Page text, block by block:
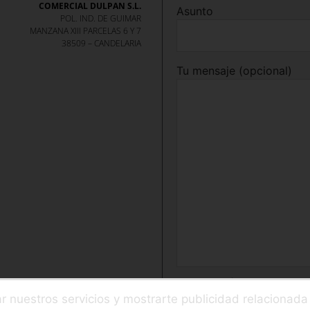
COMERCIAL DULPAN S.L.
POL. IND. DE GUIMAR
MANZANA XIII PARCELAS 6 Y 7
38509 – CANDELARIA
Asunto
Tu mensaje (opcional)
He leído y acepto
nuestros servicios y mostrarte publicidad